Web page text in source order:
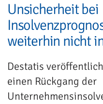
Unsicherheit bei
weiterhin nicht
Destatis
einen Rückgang der